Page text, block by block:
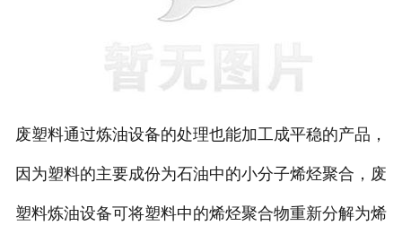
资质荣誉
联系我们
废塑料通过炼油设备的处理也能加工成平稳的产品，
因为塑料的主要成份为石油中的小分子烯烃聚合，废
塑料炼油设备可将塑料中的烯烃聚合物重新分解为烯